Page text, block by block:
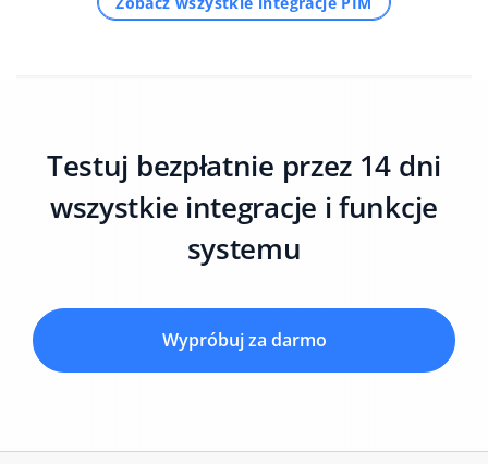
Testuj bezpłatnie przez 14 dni
wszystkie integracje i funkcje
systemu
Wypróbuj za darmo